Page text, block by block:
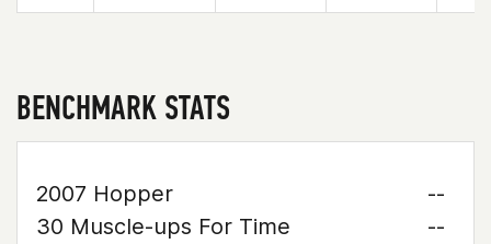
BENCHMARK STATS
2007 Hopper
--
30 Muscle-ups For Time
--